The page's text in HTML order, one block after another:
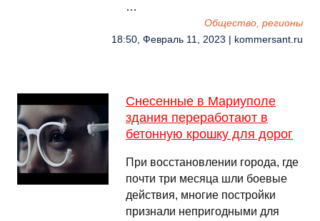
…
Общество, регионы
18:50, Февраль 11, 2023 | kommersant.ru
Снесенные в Мариуполе
здания переработают в
бетонную крошку для дорог
При восстановлении города, где
почти три месяца шли боевые
действия, многие постройки
признали непригодными для